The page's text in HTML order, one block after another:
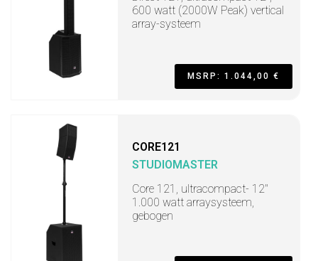
600 watt (2000W Peak) vertical
array-systeem
MSRP: 1.044,00 €
CORE121
STUDIOMASTER
Core 121, ultracompact- 12"
1.000 watt arraysysteem,
gebogen